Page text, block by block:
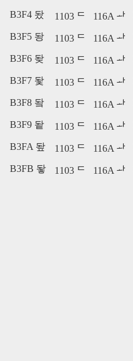
B3F4 돴 1103 ᄃ 116A ᅪ
B3F5 돵 1103 ᄃ 116A ᅪ
B3F6 돶 1103 ᄃ 116A ᅪ
B3F7 돷 1103 ᄃ 116A ᅪ
B3F8 돸 1103 ᄃ 116A ᅪ
B3F9 돹 1103 ᄃ 116A ᅪ
B3FA 돺 1103 ᄃ 116A ᅪ
B3FB 돻 1103 ᄃ 116A ᅪ